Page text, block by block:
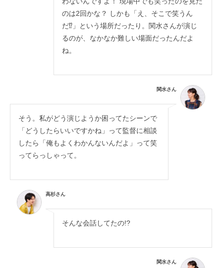
のは2回かな？ しかも「え、そこで笑うん
だ⁉」という場所だったり。関水さんが演じ
るのが、なかなか難しい場面だったんだよ
ね。
関水さん
そう。私がどう演じようか困ってたシーンで
「どうしたらいいですかね」って監督に相談
したら「俺もよくわかんないんだよ」って笑
ってらっしゃって。
高杉さん
そんな会話してたの!?
関水さん